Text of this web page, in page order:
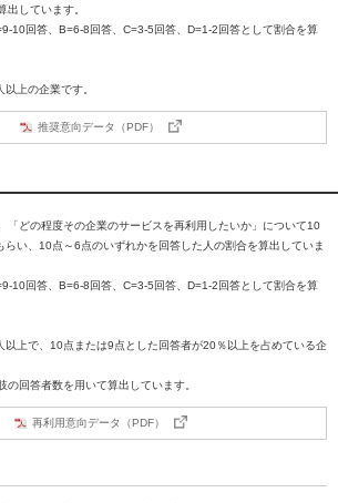
出しています。
10回答、B=6-8回答、C=3-5回答、D=1-2回答として割合を算
上の企業です。
推奨意向データ（PDF）
「どの程度その企業のサービスを再利用したいか」について10
い、10点～6点のいずれかを回答した人の割合を算出していま
10回答、B=6-8回答、C=3-5回答、D=1-2回答として割合を算
以上で、10点または9点とした回答者が20％以上を占めている企
回答者数を用いて算出しています。
再利用意向データ（PDF）